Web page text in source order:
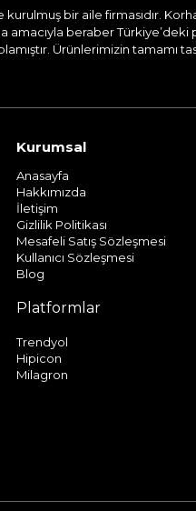
bir aile firmasıdır.
beraber
Ürünlerimizin tamamı
Kurumsal
Anasayfa
Hakkımızda
İletişim
Gizlilik Politikası
Mesafeli Satış Sözleşmesi
Kullanıcı Sözleşmesi
Blog
Platformlar
Trendyol
Hipicon
Milagron